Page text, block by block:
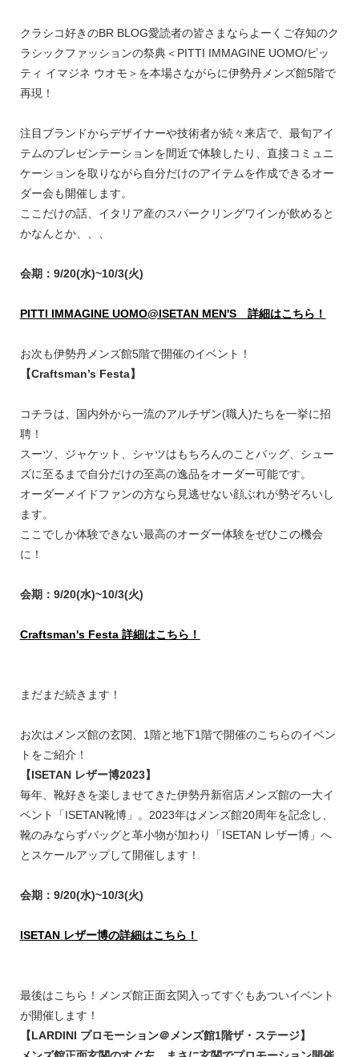
クラシコ好きのBR BLOG愛読者の皆さまならよーくご存知のク
ラシックファッションの祭典＜PITTI IMMAGINE UOMO/ピッ
ティ イマジネ ウオモ＞を本場さながらに伊勢丹メンズ館5階で
再現！
注目ブランドからデザイナーや技術者が続々来店で、最旬アイ
テムのプレゼンテーションを間近で体験したり、直接コミュニ
ケーションを取りながら自分だけのアイテムを作成できるオー
ダー会も開催します。
ここだけの話、イタリア産のスパークリングワインが飲めると
かなんとか、、、
会期：9/20(水)~10/3(火)
PITTI IMMAGINE UOMO@ISETAN MEN'S 詳細はこちら！
お次も伊勢丹メンズ館5階で開催のイベント！
【Craftsman’s Festa】
コチラは、国内外から一流のアルチザン(職人)たちを一挙に招
聘！
スーツ、ジャケット、シャツはもちろんのことバッグ、シュー
ズに至るまで自分だけの至高の逸品をオーダー可能です。
オーダーメイドファンの方なら見逃せない顔ぶれが勢ぞろいし
ます。
ここでしか体験できない最高のオーダー体験をぜひこの機会
に！
会期：9/20(水)~10/3(火)
Craftsman's Festa 詳細はこちら！
まだまだ続きます！
お次はメンズ館の玄関、1階と地下1階で開催のこちらのイベン
トをご紹介！
【ISETAN レザー博2023】
毎年、靴好きを楽しませてきた伊勢丹新宿店メンズ館の一大イ
ベント「ISETAN靴博」。2023年はメンズ館20周年を記念し、
靴のみならずバッグと革小物が加わり「ISETAN レザー博」へ
とスケールアップして開催します！
会期：9/20(水)~10/3(火)
ISETAN レザー博の詳細はこちら！
最後はこちら！メンズ館正面玄関入ってすぐもあついイベント
が開催します！
【LARDINI プロモーション＠メンズ館1階ザ・ステージ】